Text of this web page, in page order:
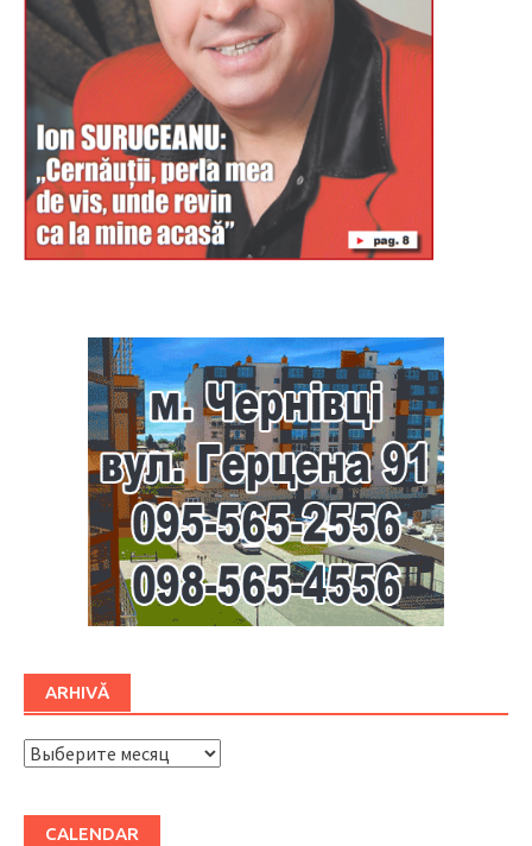
ARHIVĂ
ARHIVĂ
CALENDAR